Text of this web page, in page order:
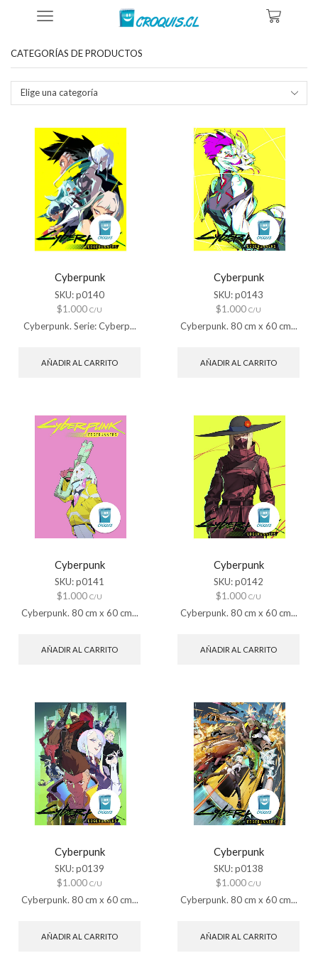
Tienda Productos Etiquetados “poster Grande Cyberpunk”
CATEGORÍAS DE PRODUCTOS
Elige una categoría
Cyberpunk
SKU:p0140
$1.000 C/U
Cyberpunk. Serie: Cyberp...
AÑADIR AL CARRITO
Cyberpunk
SKU:p0143
$1.000 C/U
Cyberpunk. 80 cm x 60 cm...
AÑADIR AL CARRITO
Cyberpunk
SKU:p0141
$1.000 C/U
Cyberpunk. 80 cm x 60 cm...
AÑADIR AL CARRITO
Cyberpunk
SKU:p0142
$1.000 C/U
Cyberpunk. 80 cm x 60 cm...
AÑADIR AL CARRITO
Cyberpunk
SKU:p0139
$1.000 C/U
Cyberpunk. 80 cm x 60 cm...
AÑADIR AL CARRITO
Cyberpunk
SKU:p0138
$1.000 C/U
Cyberpunk. 80 cm x 60 cm...
AÑADIR AL CARRITO